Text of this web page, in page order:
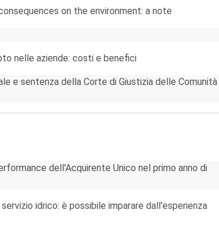
on the environment: a note
nelle aziende: costi e benefici
e sentenza della Corte di Giustizia delle Comunità
dell'Acquirente Unico nel primo anno di
idrico: è possibile imparare dall'esperienza